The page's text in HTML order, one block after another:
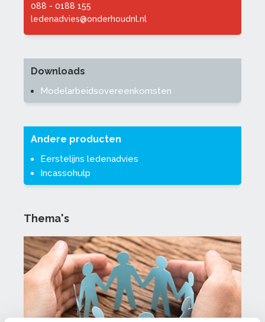
088 - 0188 155
ledenadvies@onderhoudnl.nl
Downloads
Modelarbeidsovereenkomsten
Andere producten
Eerstelijns ledenadvies
Incassohulp
Thema's